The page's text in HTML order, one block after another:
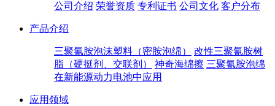
公司介绍 荣誉资质 专利证书 公司文化 客户分布
产品介绍
三聚氰胺泡沫塑料（密胺泡绵）
改性三聚氰胺树
脂（硬挺剂、交联剂）
神奇海绵擦 三聚氰胺泡绵
在新能源动力电池中应用
应用领域